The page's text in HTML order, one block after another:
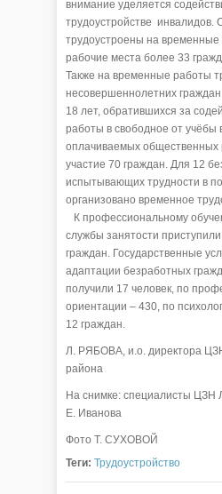
внимание уделяется
трудоустройстве инвалидов.
трудоустроены на
рабочие места более 33
Также на временные работы
несовершеннолетних граждан
18 лет, обратившихся за
работы в свободное от учёбы
оплачиваемых общественных
участие 70 граждан. Для 12
испытывающих трудности в
организовано временное
К профессиональному
службы занятости
граждан. Государственные
адаптации безработных
получили 17 человек, по
ориентации – 430, по
12 граждан.
Л. РЯБОВА, и.о. директора ЦЗН
района
На снимке: специалисты ЦЗН
Е. Иванова
Фото Т. СУХОВОЙ
Теги: Трудоустройство